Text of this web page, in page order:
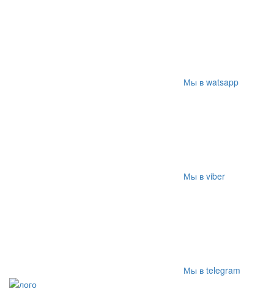
Мы в watsapp
Мы в viber
Мы в telegram